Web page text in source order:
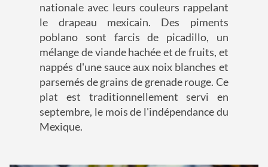
nationale avec leurs couleurs rappelant
le drapeau mexicain. Des piments
poblano sont farcis de picadillo, un
mélange de viande hachée et de fruits, et
nappés d'une sauce aux noix blanches et
parsemés de grains de grenade rouge. Ce
plat est traditionnellement servi en
septembre, le mois de l'indépendance du
Mexique.